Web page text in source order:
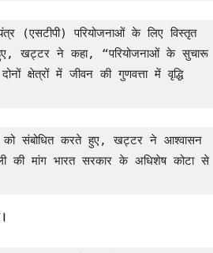
(एसटीपी) परियोजनाओं के लिए विस्तृत
हुए, खट्टर ने कहा, “परियोजनाओं के सुचारू
क्षेत्रों में जीवन की गुणवत्ता में वृद्धि
को संबोधित करते हुए, खट्टर ने आश्वासन
की मांग भारत सरकार के अधिशेष कोटा से